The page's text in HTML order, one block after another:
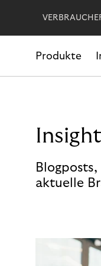
Produkte
aktuelle